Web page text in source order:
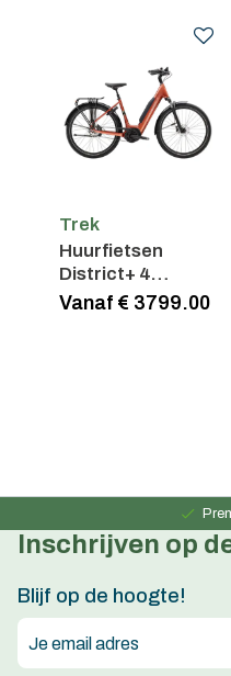
Trek
Huurfietsen
District+ 4
Lowstep
Vanaf € 3799.00
Inschrijven op
Blijf op de hoogte!